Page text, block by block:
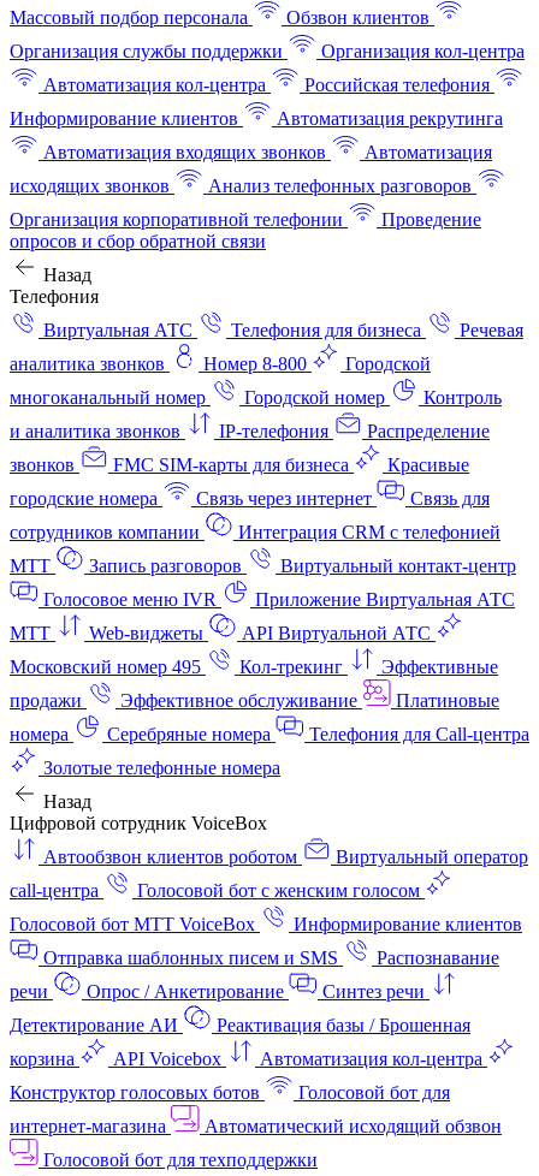
Массовый подбор персонала
Обзвон клиентов
Организация службы поддержки
Организация кол-центра
Автоматизация кол-центра
Российская телефония
Информирование клиентов
Автоматизация рекрутинга
Автоматизация входящих звонков
Автоматизация
исходящих звонков
Анализ телефонных разговоров
Организация корпоративной телефонии
Проведение
опросов и сбор обратной связи
Назад
Телефония
Виртуальная АТС
Телефония для бизнеса
Речевая
аналитика звонков
Номер 8-800
Городской
многоканальный номер
Городской номер
Контроль
и аналитика звонков
IP-телефония
Распределение
звонков
FMC SIM-карты для бизнеса
Красивые
городские номера
Связь через интернет
Связь для
сотрудников компании
Интеграция CRM с телефонией
МТТ
Запись разговоров
Виртуальный контакт‑центр
Голосовое меню IVR
Приложение Виртуальная АТС
МТТ
Web-виджеты
API Виртуальной АТС
Московский номер 495
Кол-трекинг
Эффективные
продажи
Эффективное обслуживание
Платиновые
номера
Серебряные номера
Телефония для Call-центра
Золотые телефонные номера
Назад
Цифровой сотрудник VoiceBox
Автообзвон клиентов роботом
Виртуальный оператор
call-центра
Голосовой бот с женским голосом
Голосовой бот МТТ VoiceBox
Информирование клиентов
Отправка шаблонных писем и SMS
Распознавание
речи
Опрос / Анкетирование
Синтез речи
Детектирование АИ
Реактивация базы / Брошенная
корзина
API Voicebox
Автоматизация кол‑центра
Конструктор голосовых ботов
Голосовой бот для
интернет‑магазина
Автоматический исходящий обзвон
Голосовой бот для техподдержки